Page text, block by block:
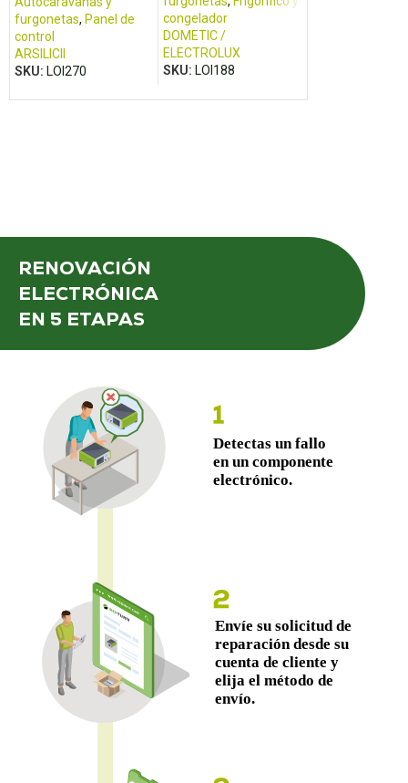
furgonetas, Panel de
control
ARSILICII
SKU: LOI270
congelador
DOMETIC /
ELECTROLUX
SKU: LOI188
RENOVACIÓN
ELECTRÓNICA
EN 5 ETAPAS